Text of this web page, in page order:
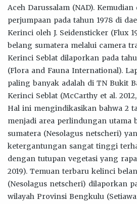
Aceh Darussalam (NAD).
perjumpaan pada tahun 1978 di
Kerinci oleh J. Seidensticker (Flux
belang sumatera melalui camera
Kerinci Seblat dilaporkan pada
(Flora and Fauna International).
paling banyak adalah di TN Bukit
Kerinci Seblat (McCarthy et al.
Hal ini mengindikasikan bahwa 2
menjadi area perlindungan utama
sumatera (Nesolagus netscheri)
ketergantungan sangat tinggi
dengan tutupan vegetasi yang
2019). Temuan terbaru kelinci
(Nesolagus netscheri) dilaporkan
wilayah Provinsi Bengkulu